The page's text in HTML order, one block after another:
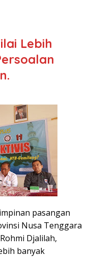
Lebih
pasangan
Nusa Tenggara
Djalilah,
banyak